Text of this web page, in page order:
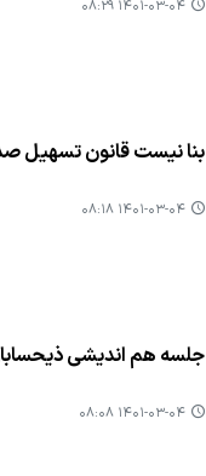
۱۴۰۱-۰۳-۰۴ ۰۸:۲۹
بنا نیست قانون تسهیل
۱۴۰۱-۰۳-۰۴ ۰۸:۱۸
جلسه هم اندیشی
۱۴۰۱-۰۳-۰۴ ۰۸:۰۸